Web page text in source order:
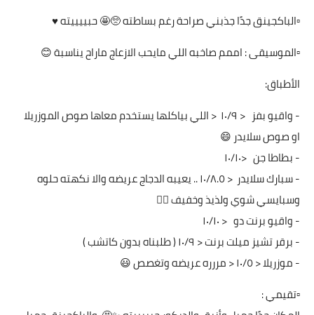
‎- واقيو بفز < ١٠/٩ < اللي بياكلها يستخدم معاها صوص الموزريلا
او صوص سلايدر 😄
‎- سبارك سلايدر < ١٠/٨.٥ .. يعيبه الدجاج عريضه والا نكهته حلوه
وسبايسي شوي ولذيذ وخفيف 👌🏻